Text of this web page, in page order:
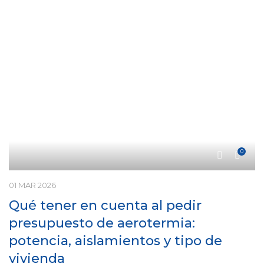
0
01 MAR 2026
Qué tener en cuenta al pedir
presupuesto de aerotermia:
potencia, aislamientos y tipo de
vivienda